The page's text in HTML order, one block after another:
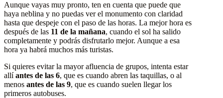
Aunque vayas muy pronto, ten en cuenta que puede que
haya neblina y no puedas ver el monumento con claridad
hasta que despeje con el paso de las horas. La mejor hora es
después de las 11 de la mañana, cuando el sol ha salido
completamente y podrás disfrutarlo mejor. Aunque a esa
hora ya habrá muchos más turistas.
Si quieres evitar la mayor afluencia de grupos, intenta estar
allíantes de las 6, que es cuando abren las taquillas, o al
menos antes de las 9, que es cuando suelen llegar los
primeros autobuses.